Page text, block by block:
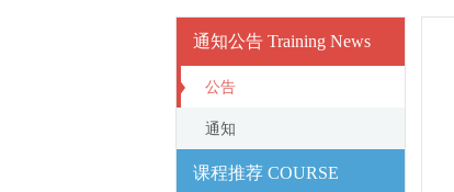
通知公告 Training News
公告
通知
课程推荐 COURSE